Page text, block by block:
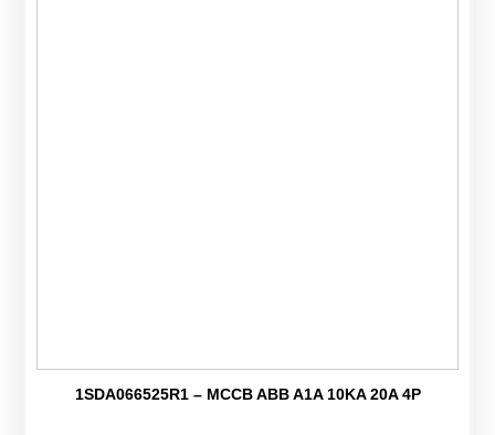
1SDA066525R1 – MCCB ABB A1A 10KA 20A 4P